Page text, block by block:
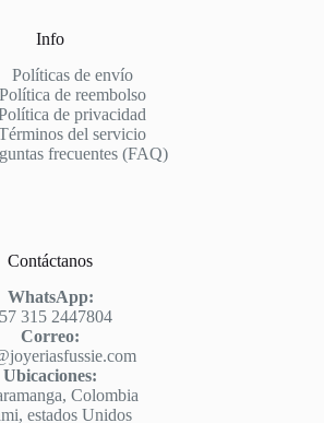
Info
Políticas de envío
Política de reembolso
de privacidad
del servicio
frecuentes (FAQ)
Contáctanos
WhatsApp:
315 2447804
Correo:
Ubicaciones:
Colombia
estados Unidos